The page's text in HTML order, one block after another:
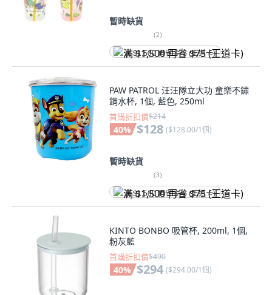
暫時缺貨
(2)
满 $1,500 再省 $75 (王道卡)
PAW PATROL 汪汪隊立大功 童樂不鏽
鋼水杯, 1個, 藍色, 250ml
首購折扣價$214
40% $128 ($128.00/1個)
暫時缺貨
(3)
满 $1,500 再省 $75 (王道卡)
KINTO BONBO 吸管杯, 200ml, 1個,
粉灰藍
首購折扣價$490
40% $294 ($294.00/1個)